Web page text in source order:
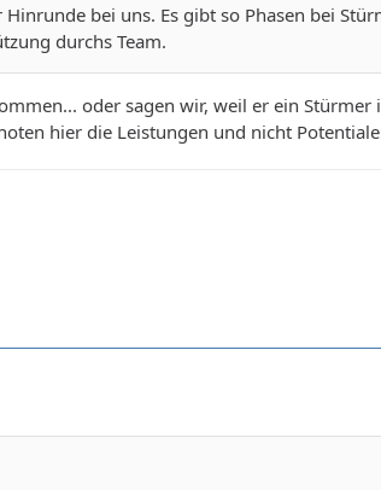
bei uns. Es gibt so Phasen bei
durchs Team.
oder sagen wir, weil er ein Stürmer
hier die Leistungen und nicht